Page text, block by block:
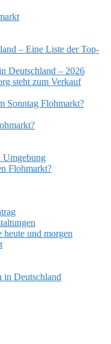
– Eine Liste der Top-
Deutschland – 2026
steht zum Verkauf
Sonntag Flohmarkt?
Umgebung
Flohmarkt?
und morgen
in Deutschland